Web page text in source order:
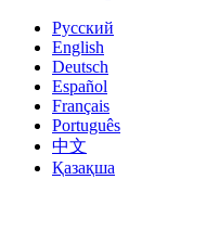
Русский
English
Deutsch
Español
Français
Português
中文
Қазақша